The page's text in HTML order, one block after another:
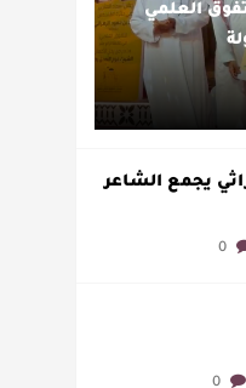
العلمي
يجمع الشاعر
0
0